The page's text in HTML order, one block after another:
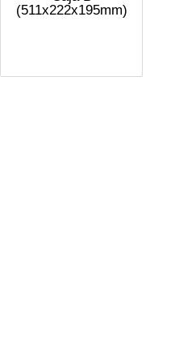
(511x222x195mm)